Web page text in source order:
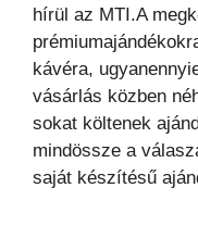
hírül az MTI.A
kávéra,
vásárlás közben
sokat költenek
mindössze a
saját készítésű